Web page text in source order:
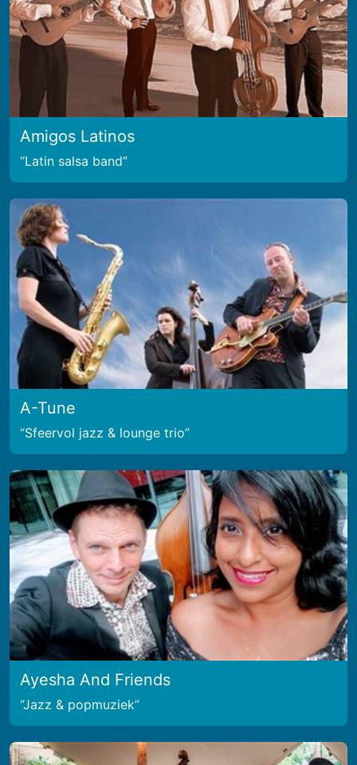
Amigos Latinos
Latin salsa band
A-Tune
Sfeervol jazz & lounge trio
Ayesha And Friends
Jazz & popmuziek